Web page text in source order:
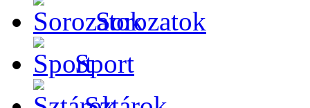
Sorozatok
Sport